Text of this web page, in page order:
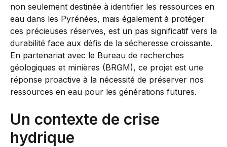
non seulement destinée à identifier les ressources en
eau dans les Pyrénées, mais également à protéger
ces précieuses réserves, est un pas significatif vers la
durabilité face aux défis de la sécheresse croissante.
En partenariat avec le Bureau de recherches
géologiques et minières (BRGM), ce projet est une
réponse proactive à la nécessité de préserver nos
ressources en eau pour les générations futures.
Un contexte de crise
hydrique